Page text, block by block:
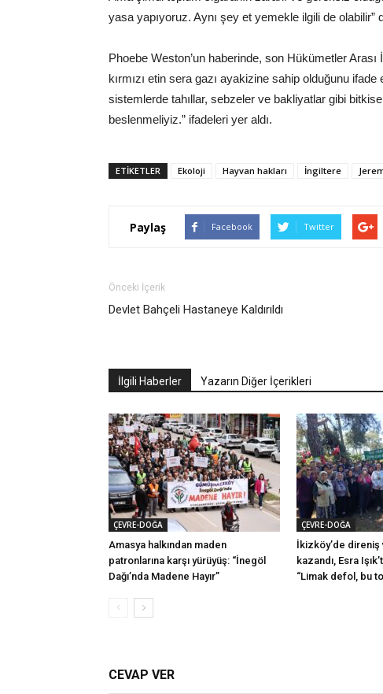
yasa yapıyoruz. Aynı şey et yemekle ilgili de olabilir”
Phoebe Weston’un haberinde, son Hükümetler
kırmızı etin sera gazı ayakizine sahip olduğunu
sistemlerde tahıllar, sebzeler ve bakliyatlar gibi
beslenmeliyiz.” ifadeleri yer aldı.
ETIKETLER Ekoloji Hayvan hakları İngiltere
Paylaş Facebook Twitter
Önceki İçerik
Devlet Bahçeli Hastaneye Kaldırıldı
İlgili Haberler Yazarın Diğer İçerikleri
ÇEVRE-DOĞA
Amasya halkından maden
patronlarına karşı yürüyüş: “İnegöl
Dağı’nda Madene Hayır”
ÇEVRE-DOĞA
İkizköy’de direniş
kazandı, Esra
“Limak defol, bu
CEVAP VER